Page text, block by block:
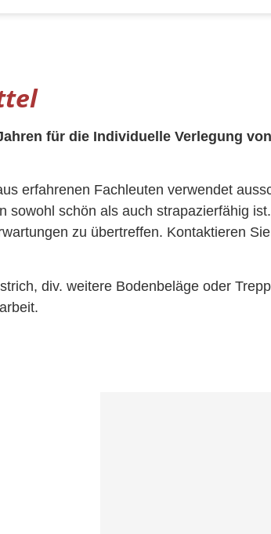
für die Individuelle Verlegung
erfahrenen Fachleuten verwendet
schön als auch strapazierfähig
zu übertreffen. Kontaktieren
div. weitere Bodenbeläge oder